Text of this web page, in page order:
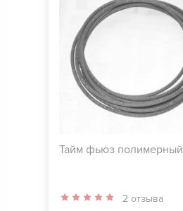
Тайм фьюз полимерный
2 отзыва